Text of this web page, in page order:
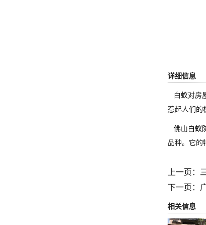
详细信息
白蚁对房
惹起人们的
佛山白蚁
品种。它的
上一页：
下一页：
相关信息